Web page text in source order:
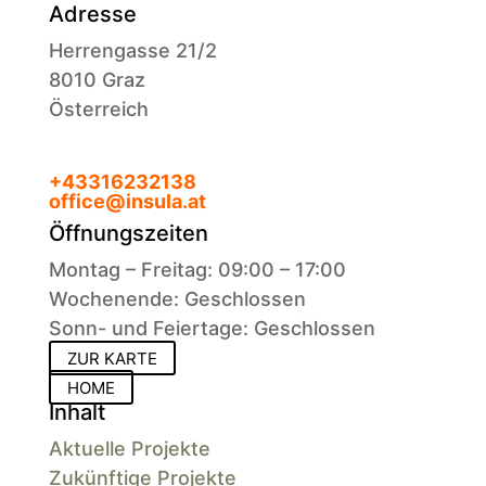
Adresse
Herrengasse 21/2
8010 Graz
Österreich
+43316232138
office@insula.at
Öffnungszeiten
Montag – Freitag: 09:00 – 17:00
Wochenende: Geschlossen
Sonn- und Feiertage: Geschlossen
ZUR KARTE
HOME
Inhalt
Aktuelle Projekte
Zukünftige Projekte